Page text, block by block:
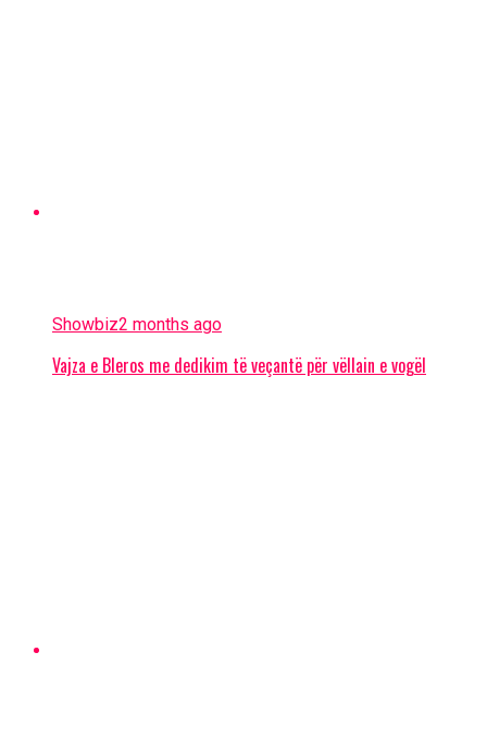
Showbiz2 months ago
Vajza e Bleros me dedikim të veçantë për vëllain e vogël